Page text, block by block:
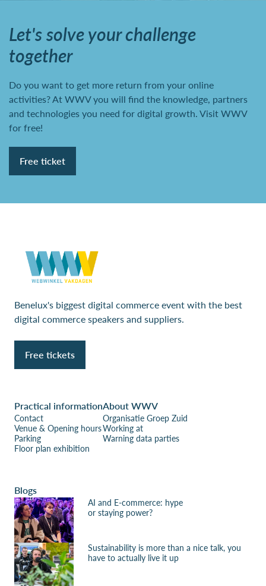
Let's solve your challenge
together
Do you want to get more return from your online
activities? At WWV you will find the knowledge, partners
and technologies you need for digital growth. Visit WWV
for free!
Free ticket
Benelux's biggest digital commerce event with the best
digital commerce speakers and suppliers.
Free tickets
Practical information
Contact
Venue & Opening hours
Parking
Floor plan exhibition
About WWV
Organisatie Groep Zuid
Working at
Warning data parties
Blogs
AI and E-commerce: hype
or staying power?
Sustainability is more than a nice talk, you
have to actually live it up